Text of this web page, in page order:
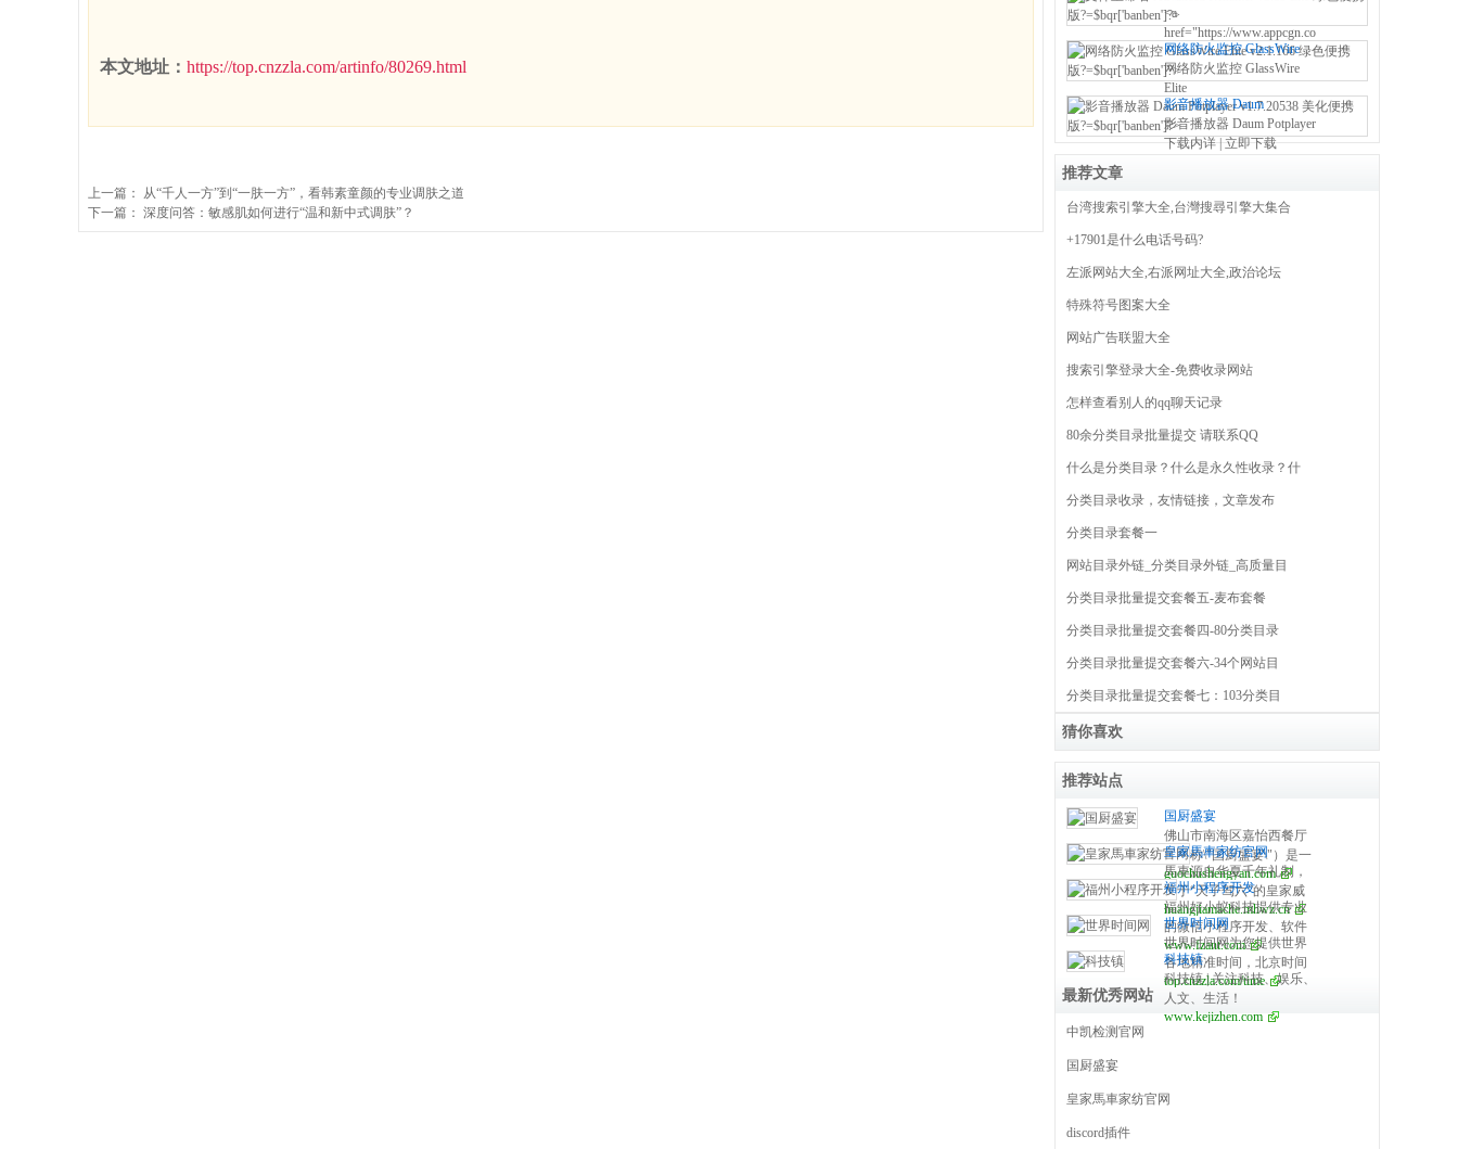
本文地址： https://top.cnzzla.com/artinfo/80269.html
上一篇： 从“千人一方”到“一肤一方”，看韩素童颜的专业调肤之道
下一篇： 深度问答：敏感肌如何进行“温和新中式调肤”？
Renamer v3.85 Lite 绿色便
携版
<a
href="https://www.appcgn.com/ad
下载内详|立即下载
网络防火监控 GlassWire
Elite v2.1.166 绿色便携版
网络防火监控 GlassWire
Elite
下载内详|立即下载
影音播放器 Daum
Potplayer v1.7.20538 美化
便携版
影音播放器 Daum Potplayer
下载内详
立即下载
推荐文章
台湾搜索引擎大全,台灣搜尋引擎大集合
+17901是什么电话号码?
左派网站大全,右派网址大全,政治论坛
特殊符号图案大全
网站广告联盟大全
搜索引擎登录大全-免费收录网站
怎样查看别人的qq聊天记录
80余分类目录批量提交 请联系QQ
什么是分类目录？什么是永久性收录？什
分类目录收录，友情链接，文章发布
分类目录套餐一
网站目录外链_分类目录外链_高质量目
分类目录批量提交套餐五-麦布套餐
分类目录批量提交套餐四-80分类目录
分类目录批量提交套餐六-34个网站目
分类目录批量提交套餐七：103分类目
猜你喜欢
推荐站点
国厨盛宴
佛山市南海区嘉怡西餐厅
（简称\"国厨盛宴\"）是一
家专注于珠三角地区的高
端餐饮定制服务企业。在
嘉怡西式餐饮为基础，整
合了国力餐饮策划公司、
国邦餐饮咨询公司、焰渝
餐饮管理公司。于2016年3
月正式更名为“广东国厨盛
宴餐饮定制”， 公司出品全
厨，国厨盛宴是融合了中
西宴会外卖特色具一体，
guochushengyan.com
皇家馬車家纺官网
馬車源自华夏千年礼制，
始于“天子驾六”的皇家威
仪。馬车，是帝王仪仗，
是身份象征，更是东方尊
贵生活的传承载体。皇家
馬车家纺，承中式皇家礼
序，融东方典雅美学，以
匠心织就尊贵、舒适、荣
耀的中式睡眠美学，让每
东方品质寝饰。自古以来
huangjiamache.mhwz.cn
福州小程序开发
福州好小蚁科技提供专业
的微信小程序开发、软件
定制、手机APP开发、网
站开发等高端定制外包服
务，价格美丽,服务周到.一
对一项目对接，不满意退
全款！预约电
开发优秀网络公司。
www.fzant.com
世界时间网
世界时间网为您提供世界
各地精准时间，北京时间
校准器，标准时间，世界
各地时间与北京时间对
比，时间换算等，希望对
top.cnzzla.com/time
科技镇
科技镇 | 关注科技、娱乐、
人文、生活！
www.kejizhen.com
最新优秀网站
中凯检测官网
国厨盛宴
皇家馬車家纺官网
discord插件